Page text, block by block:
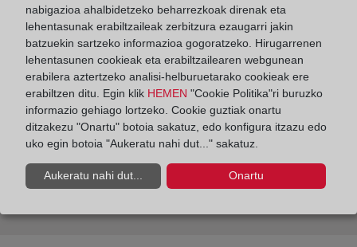
Qué tipo de certificaciones existen
nabigazioa ahalbidetzeko beharrezkoak direnak eta
lehentasunak erabiltzaileak zerbitzura ezaugarri jakin
batzuekin sartzeko informazioa gogoratzeko. Hirugarrenen
lehentasunen cookieak eta erabiltzailearen webgunean
erabilera aztertzeko analisi-helburuetarako cookieak ere
erabiltzen ditu. Egin klik HEMEN "Cookie Politika"ri buruzko
informazio gehiago lortzeko. Cookie guztiak onartu
ditzakezu "Onartu" botoia sakatuz, edo konfigura itzazu edo
uko egin botoia "Aukeratu nahi dut..." sakatuz.
Aukeratu nahi dut... Onartu